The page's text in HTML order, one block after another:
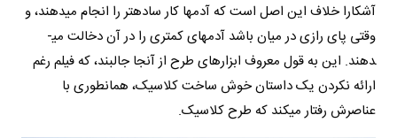
آشکارا خلاف این اصل است که آدم­ها کار ساده­تر را انجام می­دهند، و
وقتی پای رازی در میان باشد آدم­های کمتری را در آن دخالت می­
دهند. این به قول معروف ابزارهای طرح از آنجا جالبند، که فیلم رغم
ارائه نکردن یک داستان خوش ساخت کلاسیک، همانطوری با
عناصرش رفتار می­کند که طرح کلاسیک.